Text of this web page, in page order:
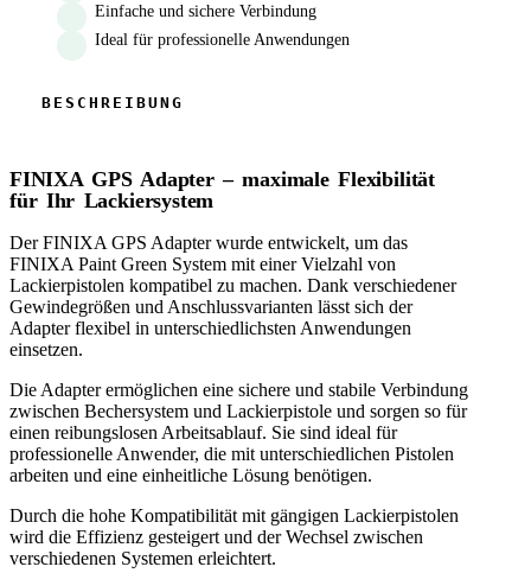
Einfache und sichere Verbindung
Ideal für professionelle Anwendungen
FINIXA GPS Adapter – maximale Flexibilität
für Ihr Lackiersystem
Der FINIXA GPS Adapter wurde entwickelt, um das
FINIXA Paint Green System mit einer Vielzahl von
Lackierpistolen kompatibel zu machen. Dank verschiedener
Gewindegrößen und Anschlussvarianten lässt sich der
Adapter flexibel in unterschiedlichsten Anwendungen
einsetzen.
Die Adapter ermöglichen eine sichere und stabile Verbindung
zwischen Bechersystem und Lackierpistole und sorgen so für
einen reibungslosen Arbeitsablauf. Sie sind ideal für
professionelle Anwender, die mit unterschiedlichen Pistolen
arbeiten und eine einheitliche Lösung benötigen.
Durch die hohe Kompatibilität mit gängigen Lackierpistolen
wird die Effizienz gesteigert und der Wechsel zwischen
verschiedenen Systemen erleichtert.